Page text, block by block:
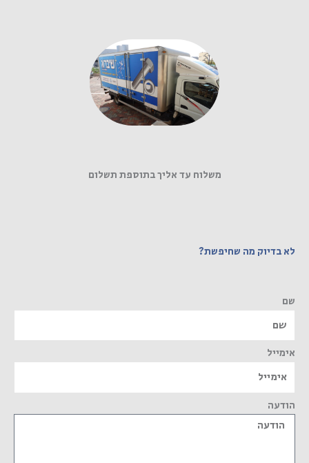
משלוח עד אליך בתוספת תשלום
לא בדיוק מה שחיפשת?
שם
אימייל
הודעה